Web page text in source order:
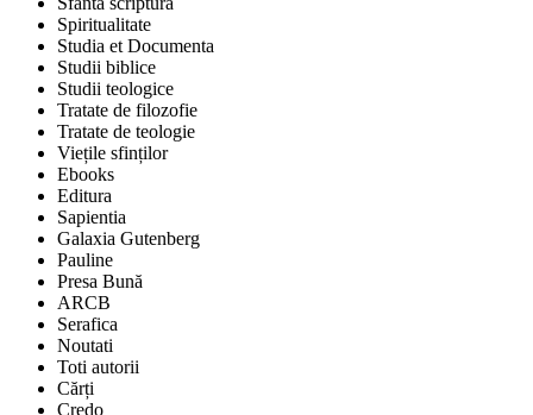
Spiritualitate
Studia et Documenta
Studii biblice
Studii teologice
Tratate de filozofie
Tratate de teologie
Viețile sfinților
Ebooks
Editura
Sapientia
Galaxia Gutenberg
Pauline
Presa Bună
ARCB
Serafica
Noutati
Toti autorii
Cărți
Credo